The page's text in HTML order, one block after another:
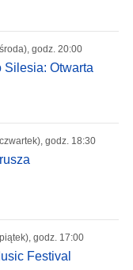
godz. 20:00
Silesia: Otwarta
godz. 18:30
godz. 17:00
Festival